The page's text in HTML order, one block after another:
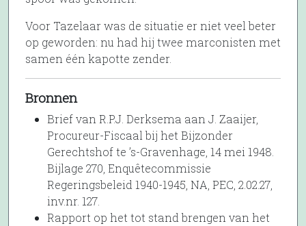
Voor Tazelaar was de situatie er niet veel beter
op geworden: nu had hij twee marconisten met
samen één kapotte zender.
Bronnen
Brief van R.P.J. Derksema aan J. Zaaijer,
Procureur-Fiscaal bij het Bijzonder
Gerechtshof te ’s-Gravenhage, 14 mei 1948.
Bijlage 270, Enquêtecommissie
Regeringsbeleid 1940-1945, NA, PEC, 2.02.27,
inv.nr. 127.
Rapport op het tot stand brengen van het